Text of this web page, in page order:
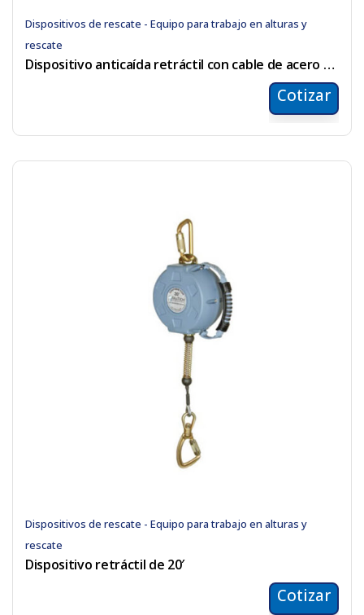
Dispositivos de rescate - Equipo para trabajo en alturas y
rescate
Dispositivo anticaída retráctil con cable de acero de 32mts
Cotizar
Dispositivos de rescate - Equipo para trabajo en alturas y
rescate
Dispositivo retráctil de 20′
Cotizar